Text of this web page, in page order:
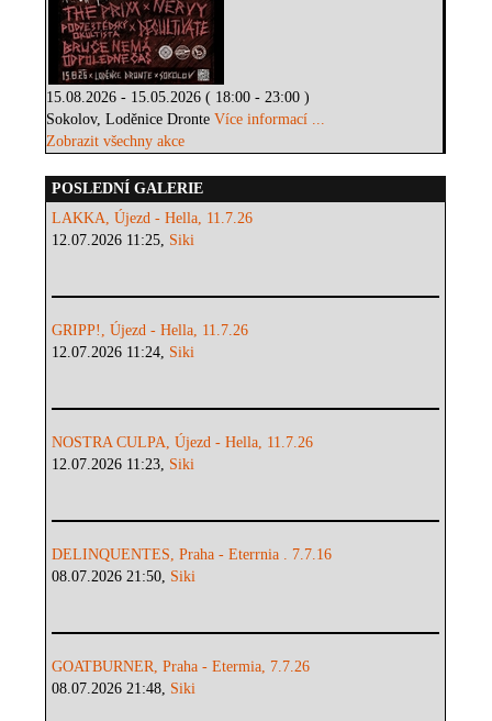
15.08.2026 - 15.05.2026 ( 18:00 - 23:00 )
Sokolov, Loděnice DronteVíce informací ...
Zobrazit všechny akce
POSLEDNÍ GALERIE
LAKKA, Újezd - Hella, 11.7.26
12.07.2026 11:25, Siki
GRIPP!, Újezd - Hella, 11.7.26
12.07.2026 11:24, Siki
NOSTRA CULPA, Újezd - Hella, 11.7.26
12.07.2026 11:23, Siki
DELINQUENTES, Praha - Eterrnia . 7.7.16
08.07.2026 21:50, Siki
GOATBURNER, Praha - Etermia, 7.7.26
08.07.2026 21:48, Siki